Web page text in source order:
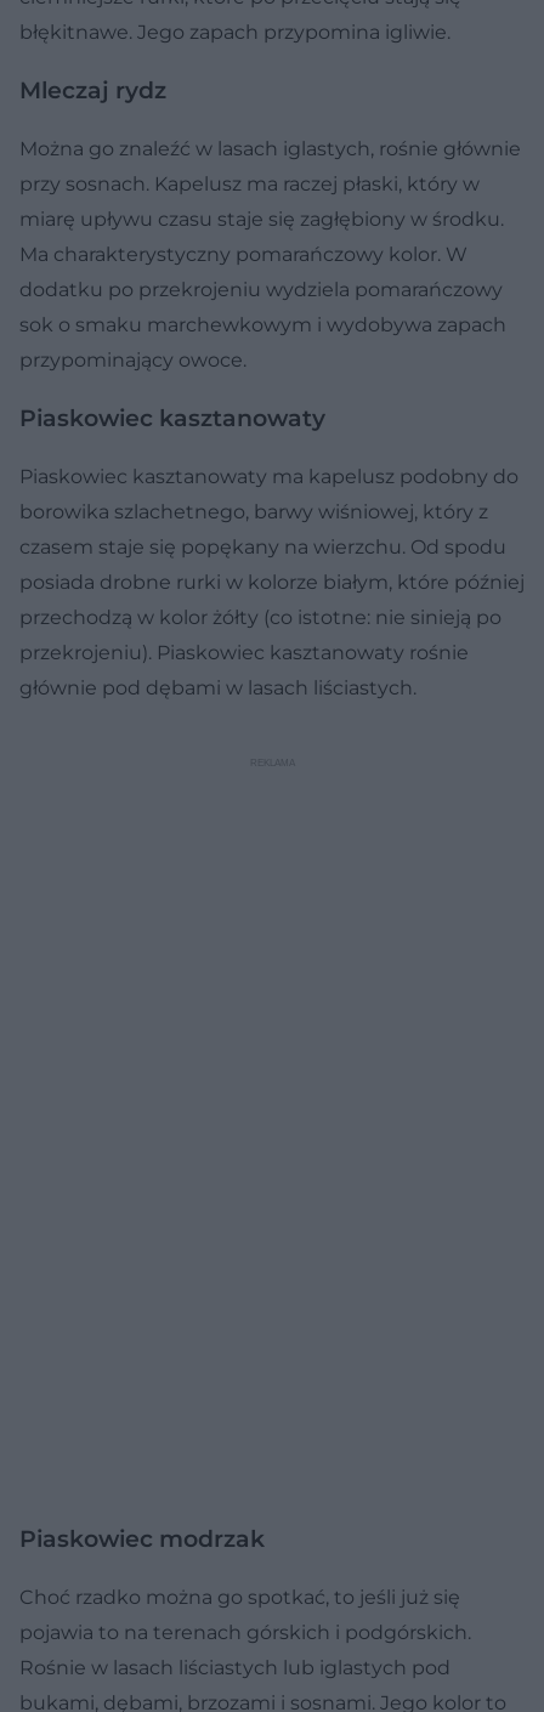
błękitnawe. Jego zapach przypomina igliwie.
Mleczaj rydz
Można go znaleźć w lasach iglastych, rośnie głównie
przy sosnach. Kapelusz ma raczej płaski, który w
miarę upływu czasu staje się zagłębiony w środku.
Ma charakterystyczny pomarańczowy kolor. W
dodatku po przekrojeniu wydziela pomarańczowy
sok o smaku marchewkowym i wydobywa zapach
przypominający owoce.
Piaskowiec kasztanowaty
Piaskowiec kasztanowaty ma kapelusz podobny do
borowika szlachetnego, barwy wiśniowej, który z
czasem staje się popękany na wierzchu. Od spodu
posiada drobne rurki w kolorze białym, które później
przechodzą w kolor żółty (co istotne: nie sinieją po
przekrojeniu). Piaskowiec kasztanowaty rośnie
głównie pod dębami w lasach liściastych.
Piaskowiec modrzak
Choć rzadko można go spotkać, to jeśli już się
pojawia to na terenach górskich i podgórskich.
Rośnie w lasach liściastych lub iglastych pod
bukami, dębami, brzozami i sosnami. Jego kolor to